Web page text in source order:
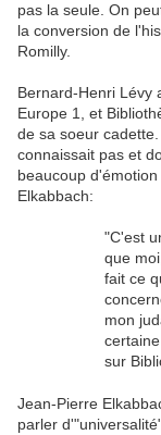
pas la seule. On
la conversion de
Romilly.
Bernard-Henri Lévy
Europe 1, et
de sa soeur cadette.
connaissait pas et
beaucoup
Elkabbach:
"C'est
que
fait ce
mon
sur
Jean-Pierre
parler